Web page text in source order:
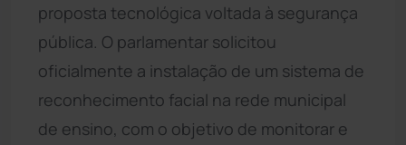
proposta tecnológica voltada à segurança
pública. O parlamentar solicitou
oficialmente a instalação de um sistema de
reconhecimento facial na rede municipal
de ensino, com o objetivo de monitorar e